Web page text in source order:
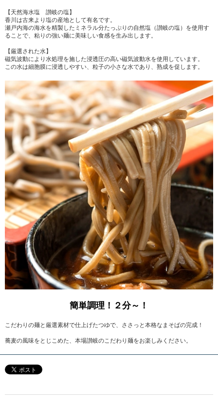
【天然海水塩 讃岐の塩】
香川は古来より塩の産地として有名です。
瀬戸内海の海水を精製したミネラル分たっぷりの自然塩（讃岐の塩）を使用す
ることで、粘りの強い麺に美味しい食感を生み出します。
【厳選された水】
磁気波動により水処理を施した浸透圧の高い磁気波動水を使用しています。
この水は細胞膜に浸透しやすい、粒子の小さな水であり、熟成を促します。
簡単調理！２分～！
こだわりの麺と厳選素材で仕上げたつゆで、ささっと本格なまそばの完成！
蕎麦の風味をとじこめた、本場讃岐のこだわり麺をお楽しみください。